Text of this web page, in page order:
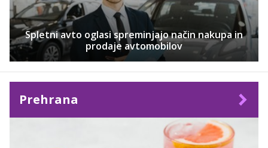
Spletni avto oglasi spreminjajo način nakupa in
prodaje avtomobilov
Prehrana